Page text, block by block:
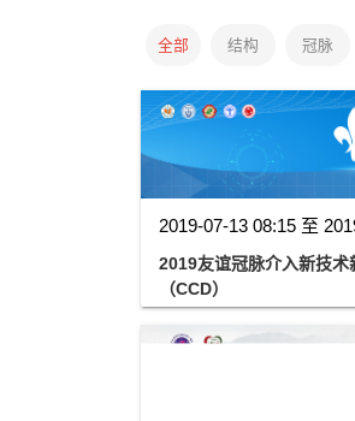
全部 结构 冠脉
2019-07-13 08:15 至
2019友谊冠脉介入新技
（CCD）